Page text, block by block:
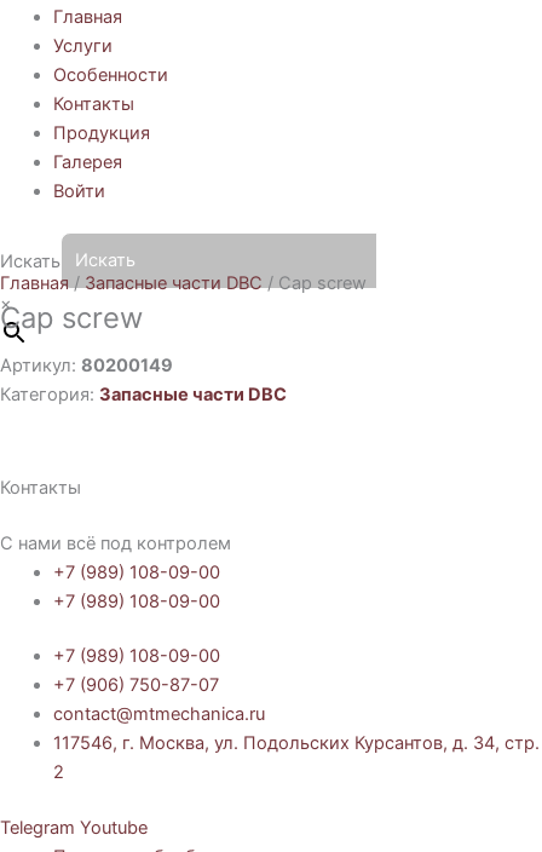
Главная
Услуги
Особенности
Контакты
Продукция
Галерея
Войти
Искать
×
Главная / Запасные части DBC / Cap screw
Cap screw
Артикул: 80200149
Категория: Запасные части DBC
Контакты
С нами всё под контролем
+7 (989) 108-09-00
+7 (989) 108-09-00
+7 (989) 108-09-00
+7 (906) 750-87-07
contact@mtmechanica.ru
117546, г. Москва, ул. Подольских Курсантов, д. 34, стр.
2
Telegram Youtube